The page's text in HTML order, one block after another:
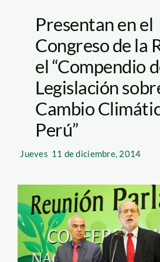
Presentan en el
Congreso de la
el “Compendio
Legislación
Cambio
Perú”
Jueves 11 de diciembre, 2014